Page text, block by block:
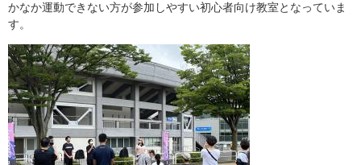
かなか運動できない方が参加しやすい初心者向け教室となっていま
す。